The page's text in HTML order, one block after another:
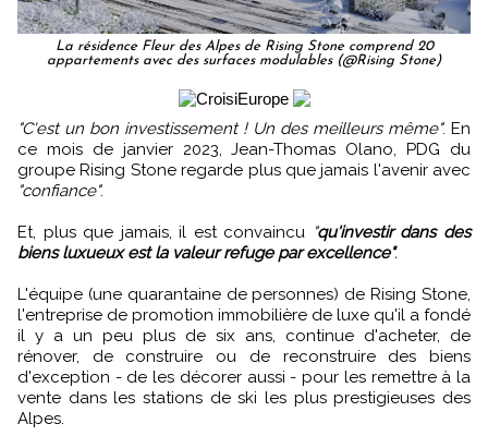
La résidence Fleur des Alpes de Rising Stone comprend 20
appartements avec des surfaces modulables (@Rising Stone)
"C'est un bon investissement ! Un des meilleurs même". En
ce mois de janvier 2023, Jean-Thomas Olano, PDG du
groupe Rising Stone regarde plus que jamais l'avenir avec
"confiance".
Et, plus que jamais, il est convaincu "qu'investir dans des
biens luxueux est la valeur refuge par excellence".
L'équipe (une quarantaine de personnes) de Rising Stone,
l'entreprise de promotion immobilière de luxe qu'il a fondé
il y a un peu plus de six ans, continue d'acheter, de
rénover, de construire ou de reconstruire des biens
d'exception - de les décorer aussi - pour les remettre à la
vente dans les stations de ski les plus prestigieuses des
Alpes.